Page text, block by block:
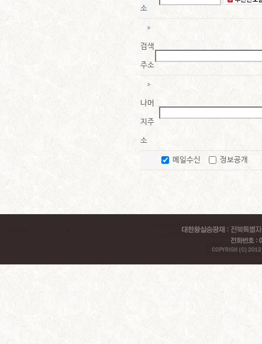
소
검색
주소
나머
지주
소
메일수신 정보공개